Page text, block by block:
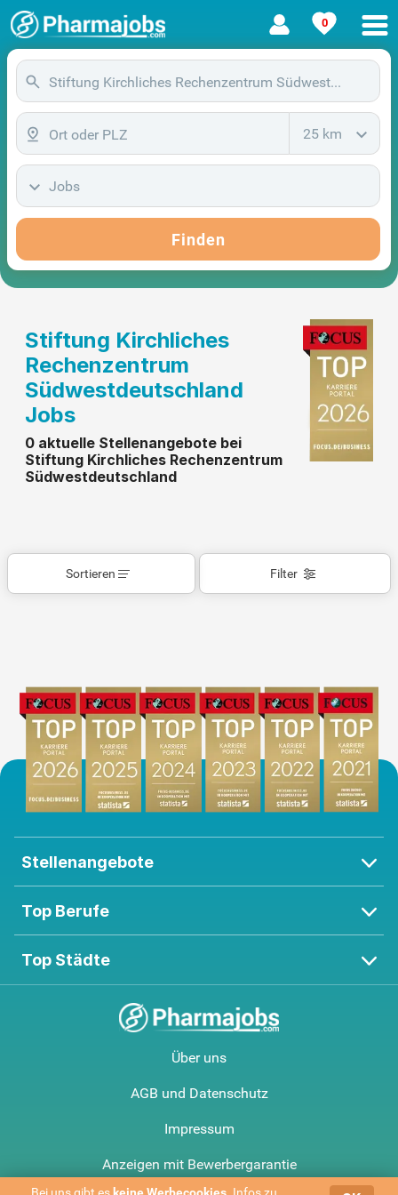
0
25 km
Jobs
Finden
Stiftung Kirchliches
Rechenzentrum
Südwestdeutschland
Jobs
0 aktuelle Stellenangebote bei
Stiftung Kirchliches Rechenzentrum
Südwestdeutschland
Filter
Sortieren
Stellenangebote
Top Berufe
Top Städte
Über uns
AGB und Datenschutz
Impressum
Anzeigen mit Bewerbergarantie